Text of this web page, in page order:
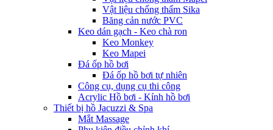
Vật liệu chống thấm Sika
Băng cản nước PVC
Keo dán gạch - Keo chà ron
Keo Monkey
Keo Mapei
Đá ốp hồ bơi
Đá ốp hồ bơi tự nhiên
Công cụ, dụng cụ thi công
Acrylic Hồ bơi - Kính hồ bơi
Thiết bị hồ Jacuzzi & Spa
Mắt Massage